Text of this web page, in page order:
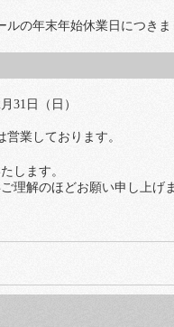
の年末年始休業日につき
31日（日）
営業しております。
します。
理解のほどお願い申し上げま